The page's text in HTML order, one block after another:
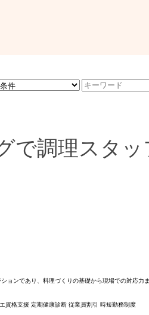
調理スタッ
ンであり、料理づくりの基礎から現場での対応
資格支援 定期健康診断 従業員割引 時短勤務制度